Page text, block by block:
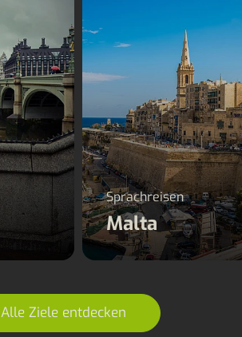
Sprachreisen
Malta
Alle Ziele entdecken